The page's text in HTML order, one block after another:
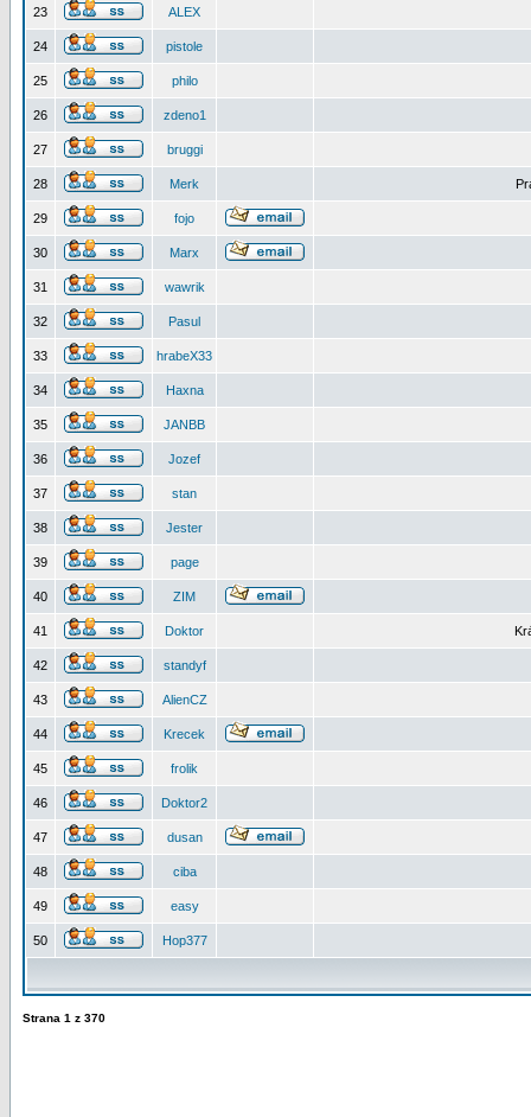
23 ALEX
24 pistole
25 philo
26 zdeno1
27 bruggi
28 Merk
29 fojo
30 Marx
31 wawrik
32 Pasul
33 hrabeX33
34 Haxna
35 JANBB
36 Jozef
37 stan
38 Jester
39 page
40 ZIM
41 Doktor
42 standyf
43 AlienCZ
44 Krecek
45 frolik
46 Doktor2
47 dusan
48 ciba
49 easy
50 Hop377
Strana 1 z 370